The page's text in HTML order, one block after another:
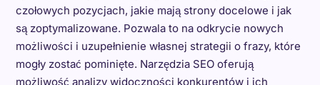
czołowych pozycjach, jakie mają strony docelowe i jak
są zoptymalizowane. Pozwala to na odkrycie nowych
możliwości i uzupełnienie własnej strategii o frazy, które
mogły zostać pominięte. Narzędzia SEO oferują
możliwość analizy widoczności konkurentów i ich